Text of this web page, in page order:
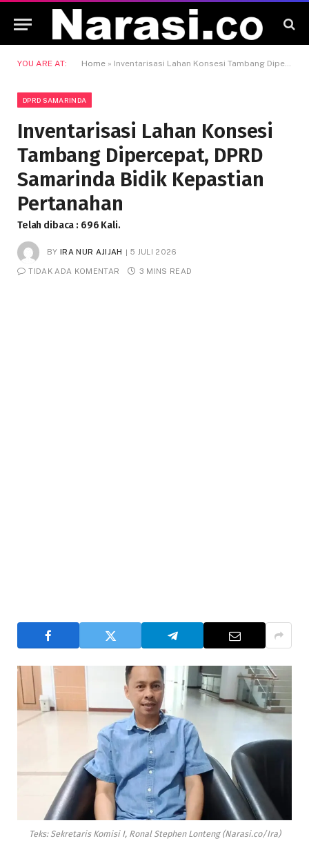
YOU ARE AT: Home » Inventarisasi Lahan Konsesi Tambang Dipercepat, DPRD Samarinda Bidik Kepastian Pertanahan
DPRD SAMARINDA
Inventarisasi Lahan Konsesi
Tambang Dipercepat, DPRD
Samarinda Bidik Kepastian
Pertanahan
Telah dibaca : 696 Kali.
BY IRA NUR AJIJAH 5 JULI 2026
TIDAK ADA KOMENTAR 3 MINS READ
Teks: Sekretaris Komisi I, Ronal Stephen Lonteng (Narasi.co/Ira)